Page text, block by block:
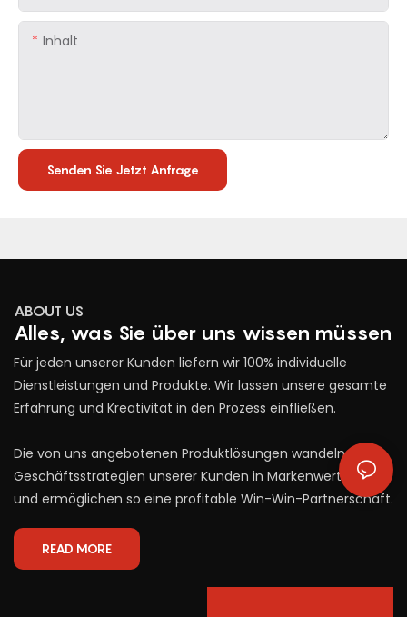
Inhalt
Senden Sie Jetzt Anfrage
ABOUT US
Alles, was Sie über uns wissen müssen
Für jeden unserer Kunden liefern wir 100% individuelle
Dienstleistungen und Produkte. Wir lassen unsere gesamte
Erfahrung und Kreativität in den Prozess einfließen.
Die von uns angebotenen Produktlösungen wandeln die
Geschäftsstrategien unserer Kunden in Markenwert um
und ermöglichen so eine profitable Win-Win-Partnerschaft.
READ MORE